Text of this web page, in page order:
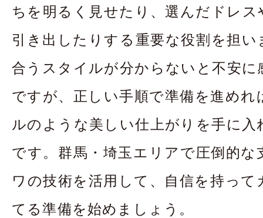
ちを明るく見せたり、選んだドレス
引き出したりする重要な役割を担い
合うスタイルが分からないと不安に
ですが、正しい手順で準備を進めれ
ルのような美しい仕上がりを手に入
です。群馬・埼玉エリアで圧倒的な
ワの技術を活用して、自信を持っ
てる準備を始めましょう。